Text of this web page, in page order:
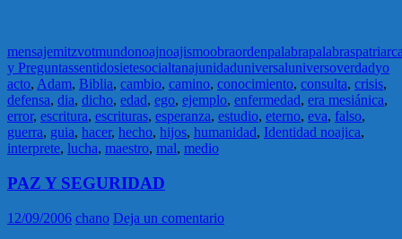
mensajemitzvotmundonoajnoajismoobraordenpalabrapalabras
y Preguntassentidosietesocialtanajunidaduniversaluniversoverdadyo
acto, Adam, Biblia, cambio, camino, conocimiento, consulta, crisis,
defensa, dia, dicho, edad, ego, ejemplo, enfermedad, era mesiánica,
error, escritura, escrituras, esperanza, estudio, eterno, eva, falso,
guerra, guia, hacer, hecho, hijos, humanidad, Identidad noajica,
interprete, lucha, maestro, mal, medio
PAZ Y SEGURIDAD
12/09/2006 chano Deja un comentario